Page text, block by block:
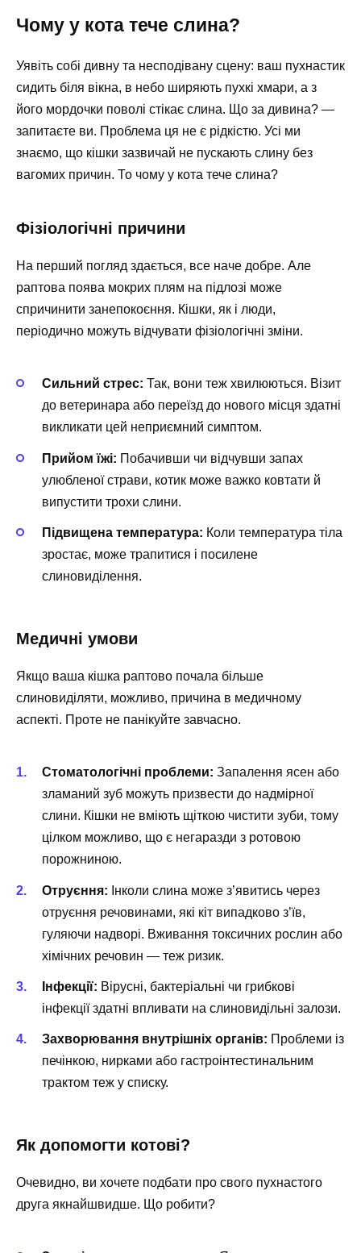
Чому у кота тече слина?
Уявіть собі дивну та несподівану сцену: ваш пухнастик
сидить біля вікна, в небо ширяють пухкі хмари, а з
його мордочки поволі стікає слина. Що за дивина? —
запитаєте ви. Проблема ця не є рідкістю. Усі ми
знаємо, що кішки зазвичай не пускають слину без
вагомих причин. То чому у кота тече слина?
Фізіологічні причини
На перший погляд здається, все наче добре. Але
раптова поява мокрих плям на підлозі може
спричинити занепокоєння. Кішки, як і люди,
періодично можуть відчувати фізіологічні зміни.
Сильний стрес: Так, вони теж хвилюються. Візит
до ветеринара або переїзд до нового місця здатні
викликати цей неприємний симптом.
Прийом їжі: Побачивши чи відчувши запах
улюбленої страви, котик може важко ковтати й
випустити трохи слини.
Підвищена температура: Коли температура тіла
зростає, може трапитися і посилене
слиновиділення.
Медичні умови
Якщо ваша кішка раптово почала більше
слиновиділяти, можливо, причина в медичному
аспекті. Проте не панікуйте завчасно.
Стоматологічні проблеми: Запалення ясен або
зламаний зуб можуть призвести до надмірної
слини. Кішки не вміють щіткою чистити зуби, тому
цілком можливо, що є негаразди з ротовою
порожниною.
Отруєння: Інколи слина може з’явитись через
отруєння речовинами, які кіт випадково з’їв,
гуляючи надворі. Вживання токсичних рослин або
хімічних речовин — теж ризик.
Інфекції: Вірусні, бактеріальні чи грибкові
інфекції здатні впливати на слиновидільні залози.
Захворювання внутрішніх органів: Проблеми із
печінкою, нирками або гастроінтестинальним
трактом теж у списку.
Як допомогти котові?
Очевидно, ви хочете подбати про свого пухнастого
друга якнайшвидше. Що робити?